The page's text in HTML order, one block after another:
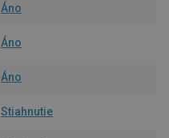
Áno
Áno
Áno
Stiahnutie